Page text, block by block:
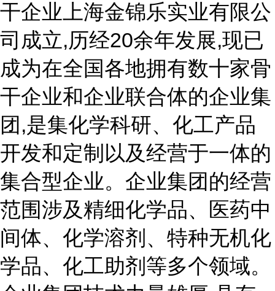
干企业上海金锦乐实业有限公
司成立,历经20余年发展,现已
成为在全国各地拥有数十家骨
干企业和企业联合体的企业集
团,是集化学科研、化工产品
开发和定制以及经营于一体的
集合型企业。企业集团的经营
范围涉及精细化学品、医药中
间体、化学溶剂、特种无机化
学品、化工助剂等多个领域。